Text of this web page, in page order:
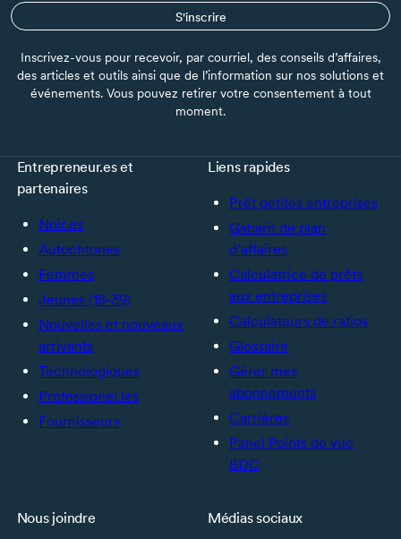
S'inscrire
Inscrivez-vous pour recevoir, par courriel, des conseils d’affaires,
des articles et outils ainsi que de l’information sur nos solutions et
événements. Vous pouvez retirer votre consentement à tout
moment.
Entrepreneur.es et
partenaires
Noir.es
Autochtones
Femmes
Jeunes (18-39)
Nouvelles et nouveaux
arrivants
Technologiques
Professionel.les
Fournisseurs
Liens rapides
Prêt petites entreprises
Gabarit de plan
d’affaires
Calculatrice de prêts
aux entreprises
Calculateurs de ratios
Glossaire
Gérer mes
abonnements
Carrières
Panel Points de vue
BDC
Nous joindre Médias sociaux